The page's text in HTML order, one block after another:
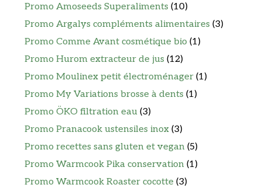
Promo Amoseeds Superaliments (10)
Promo Argalys compléments alimentaires (3)
Promo Comme Avant cosmétique bio (1)
Promo Hurom extracteur de jus (12)
Promo Moulinex petit électroménager (1)
Promo My Variations brosse à dents (1)
Promo ÖKO filtration eau (3)
Promo Pranacook ustensiles inox (3)
Promo recettes sans gluten et vegan (5)
Promo Warmcook Pika conservation (1)
Promo Warmcook Roaster cocotte (3)